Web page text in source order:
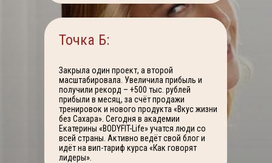
Точка Б:
Закрыла один проект, а второй
масштабировала. Увеличила прибыль и
получили рекорд – +500 тыс. рублей
прибыли в месяц, за счёт продажи
тренировок и нового продукта «Вкус жизни
без Сахара». Сегодня в академии
Екатерины «BODYFIT-Life» учатся люди со
всей страны. Активно ведёт свой блог и
идёт на вип-тариф курса «Как говорят
лидеры».